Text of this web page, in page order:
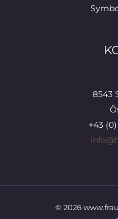
8543
+43
© 2026